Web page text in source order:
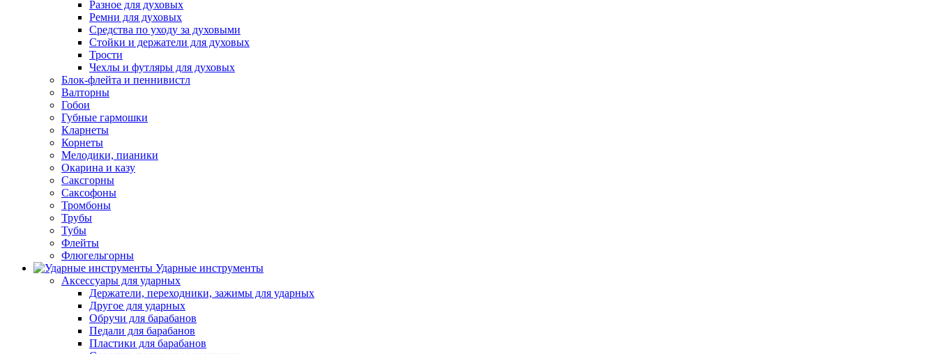
Разное для духовых
Ремни для духовых
Средства по уходу за духовыми
Стойки и держатели для духовых
Трости
Чехлы и футляры для духовых
Блок-флейта и пеннивистл
Валторны
Гобои
Губные гармошки
Кларнеты
Корнеты
Мелодики, пианики
Окарина и казу
Саксгорны
Саксофоны
Тромбоны
Трубы
Тубы
Флейты
Флюгельгорны
Ударные инструменты
Аксессуары для ударных
Держатели, переходники, зажимы для ударных
Другое для ударных
Обручи для барабанов
Педали для барабанов
Пластики для барабанов